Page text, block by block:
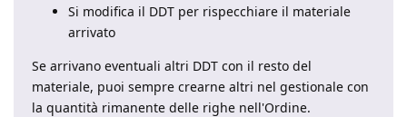
Si modifica il DDT per rispecchiare il materiale
arrivato
Se arrivano eventuali altri DDT con il resto del
materiale, puoi sempre crearne altri nel gestionale con
la quantità rimanente delle righe nell'Ordine.